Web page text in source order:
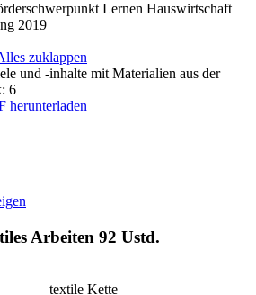
Lernen Hauswirtschaft
2019
zuklappen
und -inhalte mit Materialien aus der
6
herunterladen
Arbeiten 92 Ustd.
textile Kette